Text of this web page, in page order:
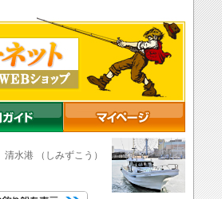
清水港 （しみずこう）